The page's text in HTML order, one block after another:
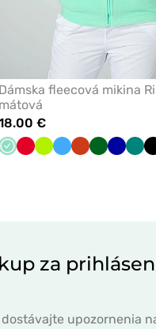
Žltá HnedOranžová
TmavoKhakiJablkovo
Dámska fleecová mikina
mátová
€
MátováČervenáLimetková
Lazurová
Oranžová
TmavoTmavo
za
upozornenia